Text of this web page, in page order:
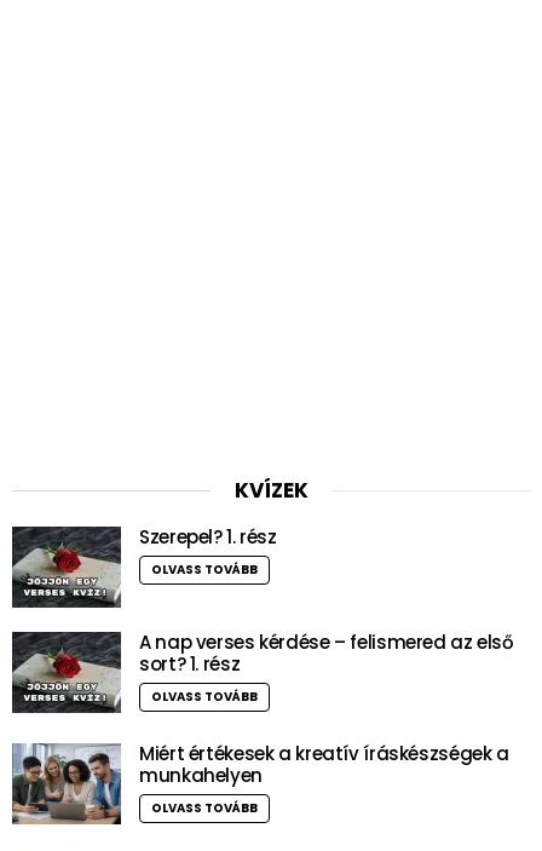
KVÍZEK
Szerepel? 1. rész
OLVASS TOVÁBB
A nap verses kérdése – felismered az első
sort? 1. rész
OLVASS TOVÁBB
Miért értékesek a kreatív íráskészségek a
munkahelyen
OLVASS TOVÁBB